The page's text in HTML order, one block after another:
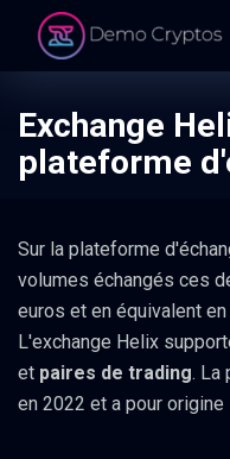
Exchange
plateforme
Sur la plateforme
volumes échangés ces
euros et en équivalent en
L'exchange Helix
et paires de trading. La
en 2022 et a pour